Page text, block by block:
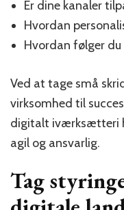
Er dine kanaler
Hvordan
Hvordan følger
Ved at tage små
virksomhed til
digitalt iværksætteri
agil og ansvarlig.
Tag